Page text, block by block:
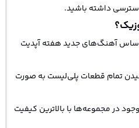
داشته باشید.
آهنگ‌های جدید هفته آپدیت
تمام قطعات پلی‌لیست به صورت
در مجموعه‌ها با بالاترین کیفیت